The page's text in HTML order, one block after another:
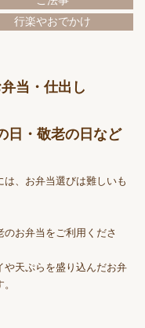
行楽やおでかけ
当・仕出し
日・敬老の日など
、お弁当選びは難しいも
お弁当をご利用くださ
や天ぷらを盛り込んだお弁